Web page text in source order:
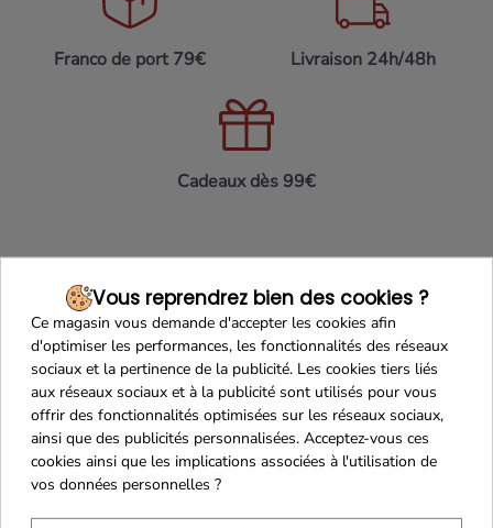
Franco de port 79€ Livraison 24h/48h
Cadeaux dès 99€
Recevez nos offres
spéciales
Vous reprendrez bien des cookies ?
Ce magasin vous demande d'accepter les cookies afin
d'optimiser les performances, les fonctionnalités des réseaux
sociaux et la pertinence de la publicité. Les cookies tiers liés
aux réseaux sociaux et à la publicité sont utilisés pour vous
offrir des fonctionnalités optimisées sur les réseaux sociaux,
ainsi que des publicités personnalisées. Acceptez-vous ces
cookies ainsi que les implications associées à l'utilisation de
vos données personnelles ?